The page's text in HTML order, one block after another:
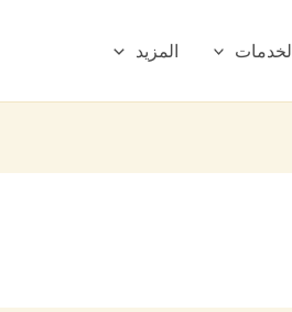
المزيد